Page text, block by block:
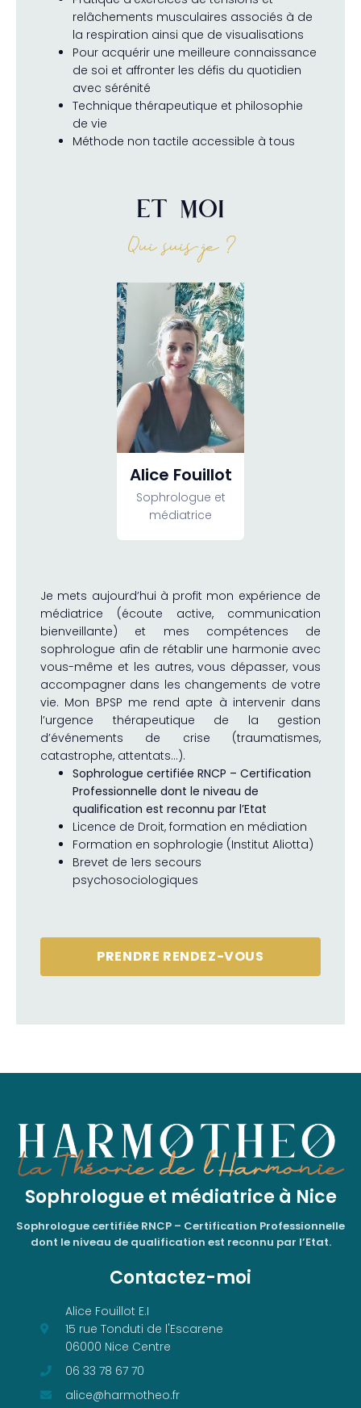
relâchements musculaires associés à de
la respiration ainsi que de visualisations
Pour acquérir une meilleure connaissance
de soi et affronter les défis du quotidien
avec sérénité
Technique thérapeutique et philosophie
de vie
Méthode non tactile accessible à tous
ET MOI
Qui suis-je ?
Alice Fouillot
Sophrologue et
médiatrice
Je mets aujourd’hui à profit mon expérience de
médiatrice (écoute active, communication
bienveillante) et mes compétences de
sophrologue afin de rétablir une harmonie avec
vous-même et les autres, vous dépasser, vous
accompagner dans les changements de votre
vie. Mon BPSP me rend apte à intervenir dans
l’urgence thérapeutique de la gestion
d’événements de crise (traumatismes,
catastrophe, attentats…).
Sophrologue certifiée RNCP – Certification
Professionnelle dont le niveau de
qualification est reconnu par l’Etat
Licence de Droit, formation en médiation
Formation en sophrologie (Institut Aliotta)
Brevet de 1ers secours
psychosociologiques
PRENDRE RENDEZ-VOUS
Sophrologue et médiatrice à Nice
Sophrologue certifiée RNCP – Certification Professionnelle
dont le niveau de qualification est reconnu par l’Etat.
Contactez-moi
Alice Fouillot E.I
15 rue Tonduti de l'Escarene
06000 Nice Centre
06 33 78 67 70
alice@harmotheo.fr